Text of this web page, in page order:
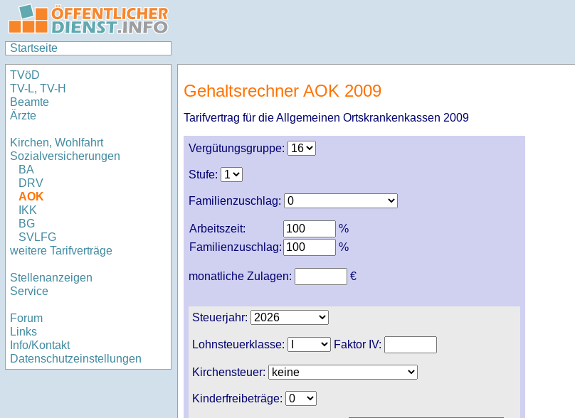
Startseite
TVöD
TV-L, TV-H
Beamte
Ärzte
Kirchen, Wohlfahrt
Sozialversicherungen
BA
DRV
AOK
IKK
BG
SVLFG
weitere Tarifverträge
Stellenanzeigen
Service
Forum
Links
Info/Kontakt
Datenschutzeinstellungen
Gehaltsrechner AOK 2009
Tarifvertrag für die Allgemeinen Ortskrankenkassen 2009
Vergütungsgruppe:
Stufe:
Familienzuschlag:
Arbeitszeit:
%
Familienzuschlag:
%
monatliche Zulagen: €
Steuerjahr:
Lohnsteuerklasse: Faktor IV:
Kirchensteuer:
Kinderfreibeträge: